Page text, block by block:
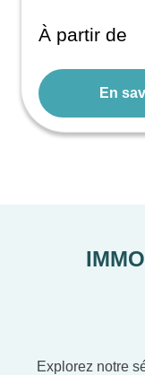
À partir de
En
Explorez notre